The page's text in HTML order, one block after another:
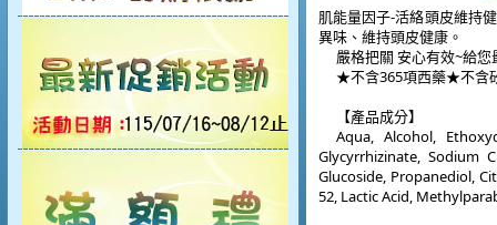
肌能量因子-活絡頭皮維持
異味、維持頭皮健康。
嚴格把關 安心有效~給您
★不含365項西藥★不含
【產品成分】
Aqua, Alcohol,
Glycyrrhizinate, Sodium
Glucoside, Propanediol,
52, Lactic Acid,